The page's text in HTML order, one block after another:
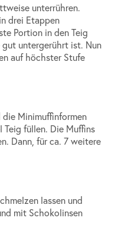
unterrühren.
drei Etappen
Portion in den Teig
untergerührt ist. Nun
auf höchster Stufe
Minimuffinformen
füllen. Die Muffins
Dann, für ca. 7 weitere
lassen und
mit Schokolinsen